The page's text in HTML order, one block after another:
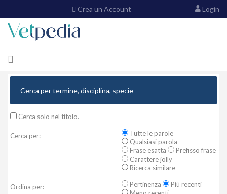
Crea un Account Login
Cerca solo nel titolo.
Cerca per:
Tutte le parole
Qualsiasi parola
Frase esatta
Prefisso frase
Carattere jolly
Ricerca similare
Ordina per: Pertinenza
Più recenti